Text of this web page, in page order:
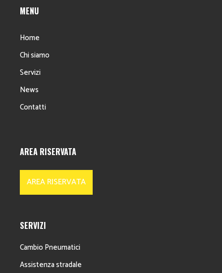
MENU
Home
Chi siamo
Servizi
News
Contatti
AREA RISERVATA
AREA RISERVATA
SERVIZI
Cambio Pneumatici
Assistenza stradale